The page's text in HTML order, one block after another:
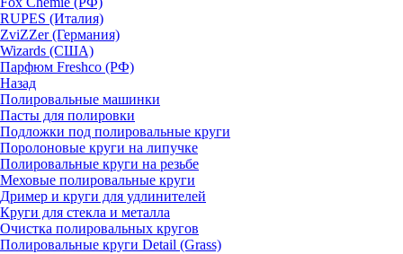
RUPES (Италия)
ZviZZer (Германия)
Wizards (США)
Парфюм Freshco (РФ)
Назад
Полировальные машинки
Пасты для полировки
Подложки под полировальные круги
Поролоновые круги на липучке
Полировальные круги на резьбе
Меховые полировальные круги
Дример и круги для удлинителей
Круги для стекла и металла
Очистка полировальных кругов
Полировальные круги Detail (Grass)